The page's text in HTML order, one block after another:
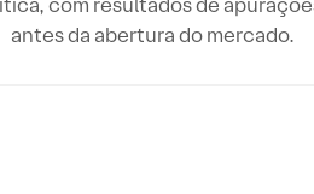
antes da abertura do mercado.